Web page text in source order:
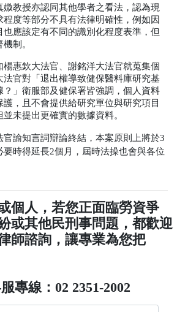
媺教授亦認同其他學者之看法，認為現
度等部分不具有法律明確性，例如因
也應該定有不同的識別化程度表準，但
制。
惠欽大法官、謝銘洋大法官就蒐集個
法官對「退出權導致健保醫料庫研究基
？」衛服部及健保署皆強調，個人資料
，且不會提供給研究單位與研究項目
未提出更確實的數據資料。
官諭知言詞辯論終結，本案原則上將於3
要時得延長2個月，屆時法操也會與各位
個人，若您正面臨勞資爭
或其他民刑事問題，都歡迎
師諮詢，讓專業為您把
專線：02 2351-2002